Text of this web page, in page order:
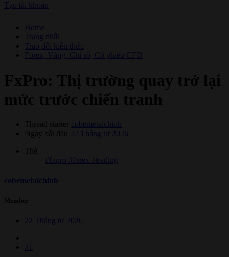
Tạo tài khoản
Home
Trang nhất
Trao đổi kiến thức
Forex, Vàng, Chỉ số, Cổ phiếu CFD
FxPro: Thị trường quay trở lại
mức trước chiến tranh
Thread starter
cobemetaichinh
Ngày bắt đầu
22 Tháng tư 2026
Thẻ
#fxpro #forex #trading
cobemetaichinh
Member
22 Tháng tư 2026
#1